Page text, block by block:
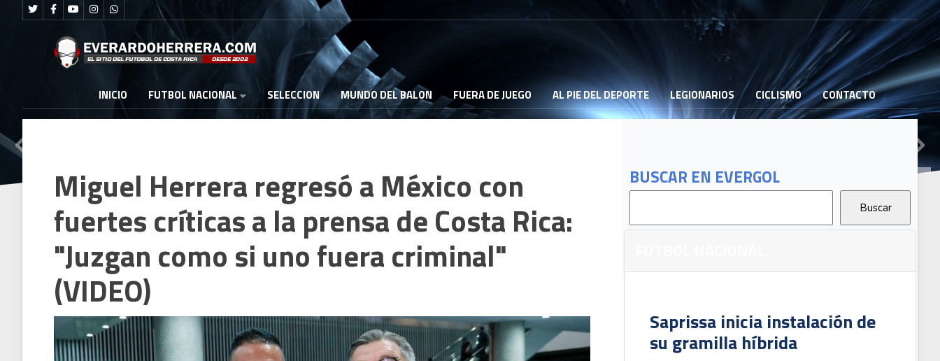
INICIO FUTBOL NACIONAL SELECCION MUNDO DEL BALON FUERA DE JUEGO AL PIE DEL DEPORTE LEGIONARIOS CICLISMO CONTACTO
BUSCAR EN EVERGOL
Saprissa inicia instalación de
su gramilla híbrida
Miguel Herrera regresó a México con
fuertes críticas a la prensa de Costa Rica:
"Juzgan como si uno fuera criminal"
(VIDEO)